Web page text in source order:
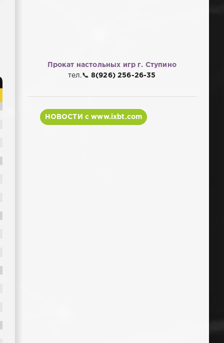
Прокат настольных игр г. Ступино
тел.📞 8(926) 256-26-35
НОВОСТИ с www.ixbt.com